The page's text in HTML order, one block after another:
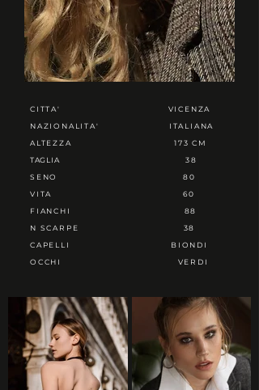
CITTA'
NAZIONALITA'
ALTEZZA
TAGLIA
SENO
VITA
FIANCHI
N SCARPE
CAPELLI
OCCHI
VICENZA
ITALIANA
173 CM
38
80
60
88
38
BIONDI
VERDI